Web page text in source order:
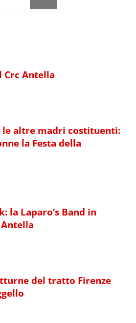
Crc Antella
le altre madri costituenti:
la Festa della
la Laparo’s Band in
del tratto Firenze